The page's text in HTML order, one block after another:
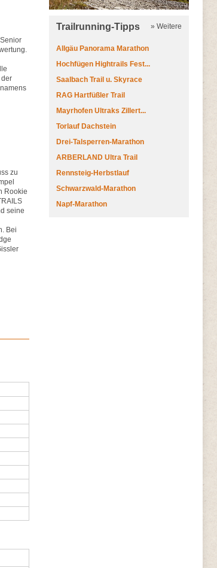
der
zu
Rookie
seine
Bei
Trailrunning-Tipps » Weitere
Allgäu Panorama Marathon
Hochfügen Hightrails Fest...
Saalbach Trail u. Skyrace
RAG Hartfüßler Trail
Mayrhofen Ultraks Zillert...
Torlauf Dachstein
Drei-Talsperren-Marathon
ARBERLAND Ultra Trail
Rennsteig-Herbstlauf
Schwarzwald-Marathon
Napf-Marathon